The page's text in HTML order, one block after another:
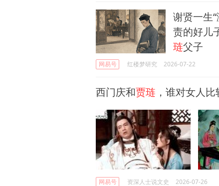
谢贤一生
责的好儿
琏父子
网易号 红楼梦研究 2026-07-22
西门庆和贾琏 ，谁对女人
网易号 资深人士说文史 2026-07-26